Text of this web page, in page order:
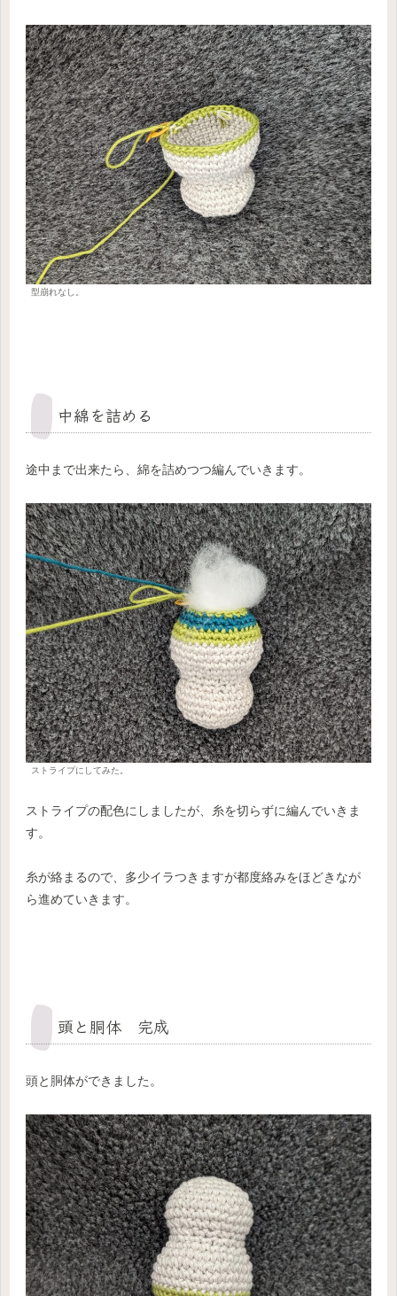
型崩れなし。
中綿を詰める
途中まで出来たら、綿を詰めつつ編んでいきます。
ストライプにしてみた。
ストライプの配色にしましたが、糸を切らずに編んでいきま
す。
糸が絡まるので、多少イラつきますが都度絡みをほどきなが
ら進めていきます。
頭と胴体 完成
頭と胴体ができました。